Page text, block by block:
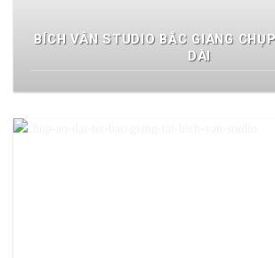
BÍCH VÂN STUDIO BẮC GIANG
DÀI